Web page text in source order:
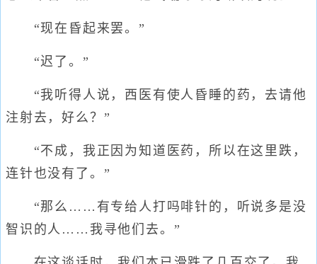
“现在昏起来罢。”
“迟了。”
“我听得人说，西医有使人昏睡的药，去请他
注射去，好么？”
“不成，我正因为知道医药，所以在这里跌，
连针也没有了。”
“那么……有专给人打吗啡针的，听说多是没
智识的人……我寻他们去。”